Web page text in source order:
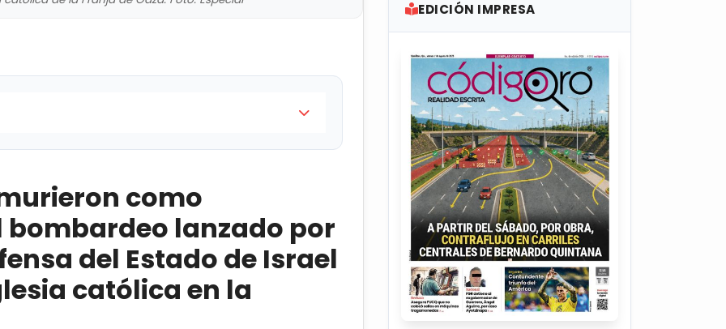
venosa crónica
como
bombardeo lanzado por
del Estado de Israel
católica en la
EDICIÓN IMPRESA